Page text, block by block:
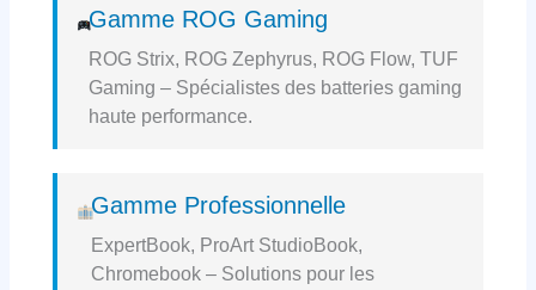
Gamme ROG Gaming
ROG Strix, ROG Zephyrus, ROG Flow, TUF
Gaming – Spécialistes des batteries gaming
haute performance.
Gamme Professionnelle
ExpertBook, ProArt StudioBook,
Chromebook – Solutions pour les